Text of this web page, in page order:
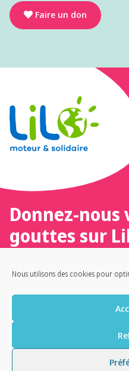
Nous utilisons des cookies pour
Faire un don
Donnez-nous
gouttes sur
français, éthique et